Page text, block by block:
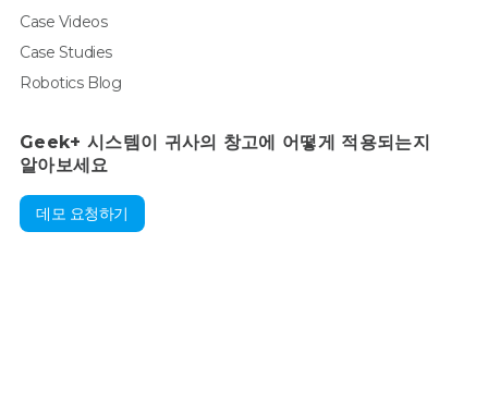
Case Videos
Case Studies
Robotics Blog
Geek+ 시스템이 귀사의 창고에 어떻게 적용되는지
알아보세요
데모 요청하기